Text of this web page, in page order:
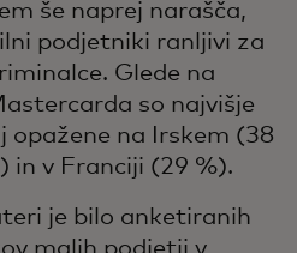
še naprej narašča,
podjetniki ranljivi za
Glede na
so najvišje
na Irskem (38
in v Franciji (29 %).
je bilo anketiranih
malih podjetij v